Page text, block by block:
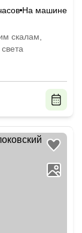
На машине
скалам,